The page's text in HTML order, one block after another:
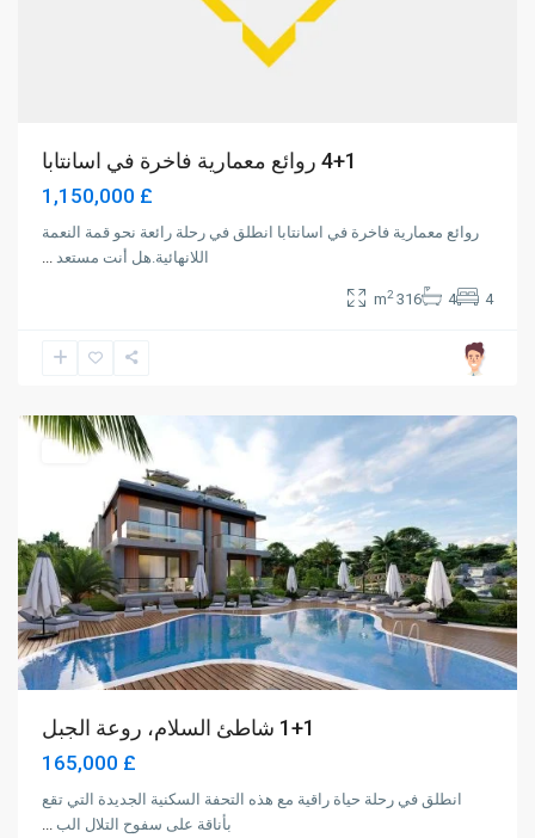
4+1 روائع معمارية فاخرة في اسانتابا
£ 1,150,000
روائع معمارية فاخرة في اسانتابا انطلق في رحلة رائعة نحو قمة النعمة
اللانهائية.هل أنت مستعد ...
4
4
316 m
2
Alsancak
للبيع
1+1 شاطئ السلام، روعة الجبل
£ 165,000
انطلق في رحلة حياة راقية مع هذه التحفة السكنية الجديدة التي تقع
بأناقة على سفوح التلال الب ...